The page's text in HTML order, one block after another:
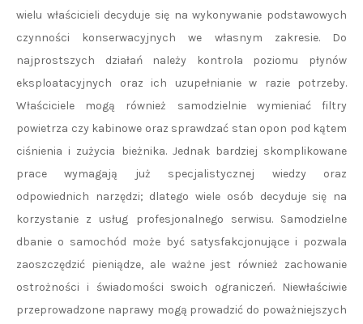
wielu właścicieli decyduje się na wykonywanie podstawowych
czynności konserwacyjnych we własnym zakresie. Do
najprostszych działań należy kontrola poziomu płynów
eksploatacyjnych oraz ich uzupełnianie w razie potrzeby.
Właściciele mogą również samodzielnie wymieniać filtry
powietrza czy kabinowe oraz sprawdzać stan opon pod kątem
ciśnienia i zużycia bieżnika. Jednak bardziej skomplikowane
prace wymagają już specjalistycznej wiedzy oraz
odpowiednich narzędzi; dlatego wiele osób decyduje się na
korzystanie z usług profesjonalnego serwisu. Samodzielne
dbanie o samochód może być satysfakcjonujące i pozwala
zaoszczędzić pieniądze, ale ważne jest również zachowanie
ostrożności i świadomości swoich ograniczeń. Niewłaściwie
przeprowadzone naprawy mogą prowadzić do poważniejszych